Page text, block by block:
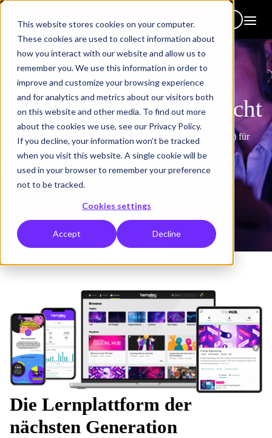
This website stores cookies on your computer.
These cookies are used to collect information about
how you interact with our website and allow us to
remember you. We use this information in order to
improve and customize your browsing experience
and for analytics and metrics about our visitors both
on this website and other media. To find out more
about the cookies we use, see our Privacy Policy.
If you decline, your information won’t be tracked
when you visit this website. A single cookie will be
used in your browser to remember your preference
not to be tracked.
Cookies settings
Accept Decline
Ein Hubfür alles, was
die Arbeit einfacher macht
Unsere preisgekrönte Learning Experience Platform (LXP) für
Kompetenzentwicklung.
Demo buchen
Die Lernplattform der
nächsten Generation